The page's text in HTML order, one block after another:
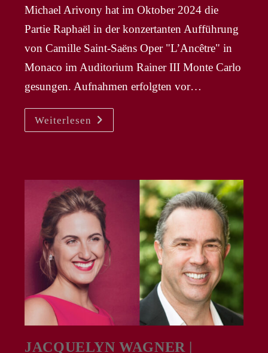
Michael Arivony hat im Oktober 2024 die
Partie Raphaël in der konzertanten Aufführung
von Camille Saint-Saëns Oper "L’Ancêtre" in
Monaco im Auditorium Rainer III Monte Carlo
gesungen. Aufnahmen erfolgten vor…
Weiterlesen MICHAEL
ARIVONY
–
JACQUELYN WAGNER |